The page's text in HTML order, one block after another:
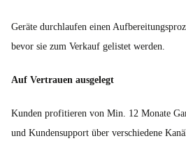
Geräte durchlaufen einen
bevor sie zum Verkauf gelistet werden.
Auf Vertrauen ausgelegt
Kunden profitieren von Min. 12 Monate
und Kundensupport über verschiedene